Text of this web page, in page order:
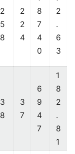
2
5
8
2
2
4
8
7
4
0
2
.
6
3
3
8
3
7
6
9
4
7
1
8
2
.
8
1